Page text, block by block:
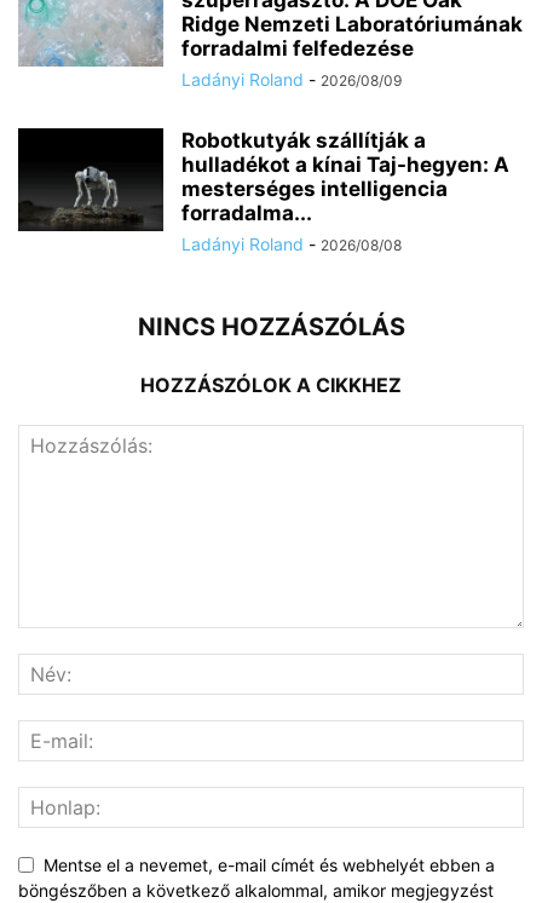
Ridge Nemzeti Laboratóriumának
forradalmi felfedezése
Ladányi Roland - 2026/08/09
Robotkutyák szállítják a
hulladékot a kínai Taj-hegyen: A
mesterséges intelligencia
forradalma...
Ladányi Roland - 2026/08/08
NINCS HOZZÁSZÓLÁS
HOZZÁSZÓLOK A CIKKHEZ
Mentse el a nevemet, e-mail címét és webhelyét ebben a
böngészőben a következő alkalommal, amikor megjegyzést